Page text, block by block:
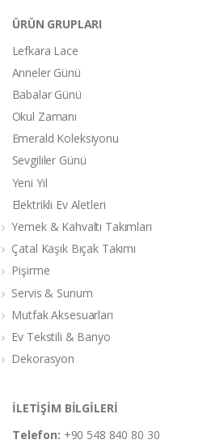
ÜRÜN GRUPLARI
Lefkara Lace
Anneler Günü
Babalar Günü
Okul Zamanı
Emerald Koleksiyonu
Sevgililer Günü
Yeni Yıl
Elektrikli Ev Aletleri
Yemek & Kahvaltı Takımları
Çatal Kaşık Bıçak Takımı
Pişirme
Servis & Sunum
Mutfak Aksesuarları
Ev Tekstili & Banyo
Dekorasyon
İLETİŞİM BİLGİLERİ
Telefon: +90 548 840 80 30